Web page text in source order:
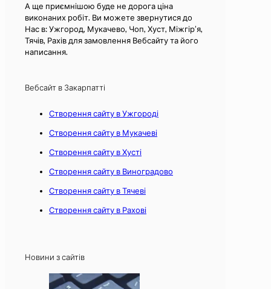
А ще приємнішою буде не дорога ціна
виконаних робіт. Ви можете звернутися до
Нас в: Ужгород, Мукачево, Чоп, Хуст, Міжгір’я,
Тячів, Рахів для замовлення Вебсайту та його
написання.
Вебсайт в Закарпатті
Створення сайту в Ужгороді
Створення сайту в Мукачеві
Створення сайту в Хусті
Створення сайту в Виноградово
Створення сайту в Тячеві
Створення сайту в Рахові
Новини з сайтів